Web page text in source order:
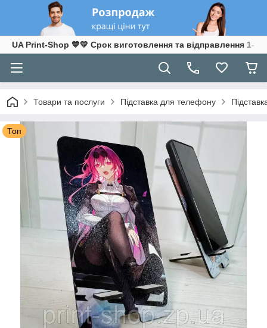
UA Print-Shop ​💙💛 Срок виготовлення та відправлення 1-3
Товари та послуги Підставка для телефону
Топ